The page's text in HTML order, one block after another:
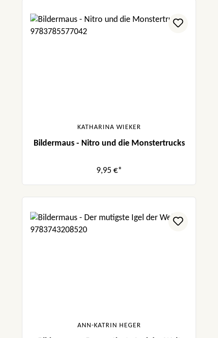
KATHARINA WIEKER
Bildermaus - Nitro und die Monstertrucks
9,95 €*
ANN-KATRIN HEGER